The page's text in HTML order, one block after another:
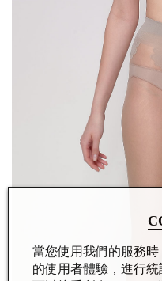
當您使用我們的服務
的使用者體驗，進行